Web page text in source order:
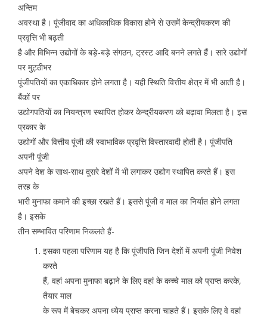
अन्तिम
अवस्था है। पूंजीवाद का अधिकाधिक विकास होने से उसमें केन्द्रीयकरण की
प्रवृत्ति भी बढ़ती
है और विभिन्न उद्योगों के बड़े-बड़े संगठन, ट्रस्ट आदि बनने लगते हैं। सारे उद्योगों
पर मुट्ठीभर
पूंजीपतियों का एकाधिकार होने लगता है। यही स्थिति वित्तीय क्षेत्र में भी आती है।
बैंकों पर
उद्योगपतियों का नियन्त्रण स्थापित होकर केन्द्रीयकरण को बढ़ावा मिलता है। इस
प्रकार के
उद्योगों और वित्तीय पूंजी की स्वाभाविक प्रवृत्ति विस्तारवादी होती है। पूंजीपति
अपनी पूंजी
अपने देश के साथ-साथ दूसरे देशों में भी लगाकर उद्योग स्थापित करते हैं। इस
तरह के
भारी मुनाफा कमाने की इच्छा रखते हैं। इससे पूंजी व माल का निर्यात होने लगता
है। इसके
तीन सम्भावित परिणाम निकलते हैं-
इसका पहला परिणाम यह है कि पूंजीपति जिन देशों में अपनी पूंजी निवेश
करते
हैं, वहां अपना मुनाफा बढ़ाने के लिए वहां के कच्चे माल को प्राप्त करके,
तैयार माल
के रूप में बेचकर अपना ध्येय प्राप्त करना चाहते हैं। इसके लिए वे वहां